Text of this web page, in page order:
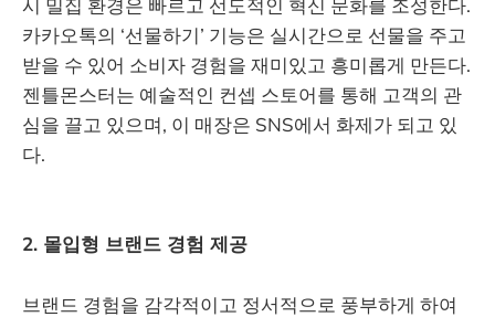
시 밀집 환경은 빠르고 선도적인 혁신 문화를 조성한다.
카카오톡의 ‘선물하기’ 기능은 실시간으로 선물을 주고
받을 수 있어 소비자 경험을 재미있고 흥미롭게 만든다.
젠틀몬스터는 예술적인 컨셉 스토어를 통해 고객의 관
심을 끌고 있으며, 이 매장은 SNS에서 화제가 되고 있
다.
2. 몰입형 브랜드 경험 제공
브랜드 경험을 감각적이고 정서적으로 풍부하게 하여